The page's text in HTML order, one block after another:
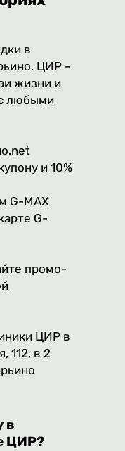
в
ЦИР -
жизни и
любыми
и 10%
G-MAX
G-
промо-
ЦИР в
112, в 2
в
ЦИР?